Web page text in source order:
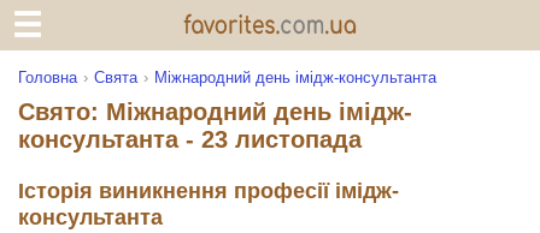
Головна Свята Міжнародний день імідж-консультанта
Свято: Міжнародний день імідж-
консультанта - 23 листопада
Історія виникнення професії імідж-
консультанта